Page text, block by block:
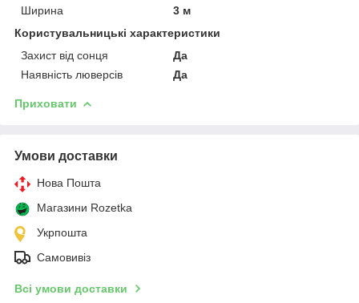
Ширина
3 м
Користувальницькі характеристики
Захист від сонця
Да
Наявність люверсів
Да
Приховати
Умови доставки
Нова Пошта
Магазини Rozetka
Укрпошта
Самовивіз
Всі умови доставки